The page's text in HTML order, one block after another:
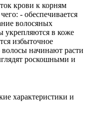
крови к корням
- обеспечивается
волосяных
укрепляются в коже
избыточное
начинают расти
роскошными и
характеристики и